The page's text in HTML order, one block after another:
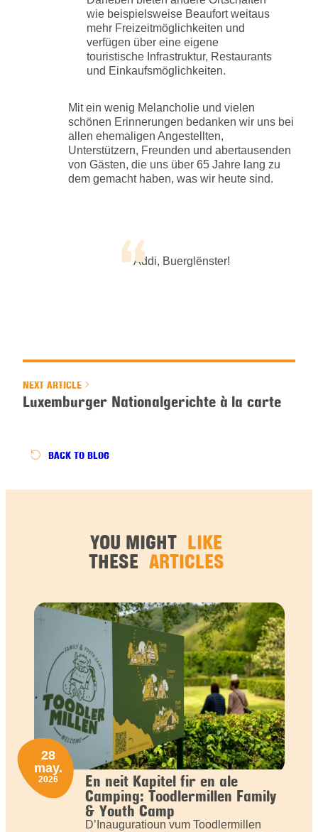
wie beispielsweise Beaufort weitaus
mehr Freizeitmöglichkeiten und
verfügen über eine eigene
touristische Infrastruktur, Restaurants
und Einkaufsmöglichkeiten.
Mit ein wenig Melancholie und vielen
schönen Erinnerungen bedanken wir uns bei
allen ehemaligen Angestellten,
Unterstützern, Freunden und abertausenden
von Gästen, die uns über 65 Jahre lang zu
dem gemacht haben, was wir heute sind.
Äddi, Buerglënster!
NEXT ARTICLE
Luxemburger Nationalgerichte à la carte
BACK TO BLOG
YOU MIGHT LIKE
THESE ARTICLES
En neit Kapitel fir en ale
Camping: Toodlermillen Family
& Youth Camp
D’Inauguratioun vum Toodlermillen
28
may.
2026